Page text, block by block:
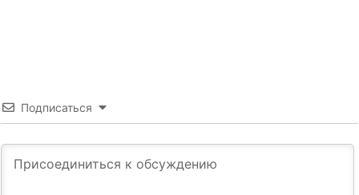
Подписаться